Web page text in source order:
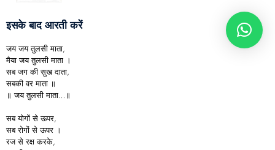
इसके बाद आरती करें
जय जय तुलसी माता,
मैया जय तुलसी माता ।
सब जग की सुख दाता,
सबकी वर माता ॥
॥ जय तुलसी माता…॥
सब योगों से ऊपर,
सब रोगों से ऊपर ।
रज से रक्ष करके,